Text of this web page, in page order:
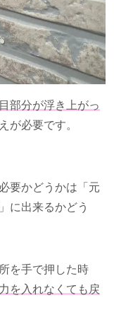
部分が浮き上がっ
が必要です。
要かどうかは「元
に出来るかどう
を手で押した時
力を入れなくても戻